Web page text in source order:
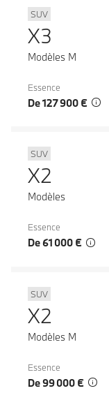
SUV
X3
Modèles M
Essence
De 127 900 €
SUV
X2
Modèles
Essence
De 61 000 €
SUV
X2
Modèles M
Essence
De 99 000 €